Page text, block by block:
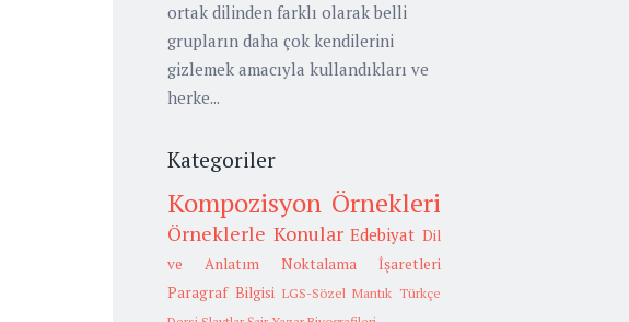
ortak dilinden farklı olarak belli
grupların daha çok kendilerini
gizlemek amacıyla kullandıkları ve
herke...
Kategoriler
Kompozisyon Örnekleri
Örneklerle Konular Edebiyat Dil
ve Anlatım
Noktalama İşaretleri
Paragraf Bilgisi LGS-Sözel Mantık Türkçe